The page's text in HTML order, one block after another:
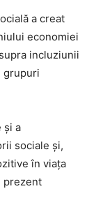
a creat
economiei
incluziunii
grupuri
și a
sociale și,
în viața
prezent